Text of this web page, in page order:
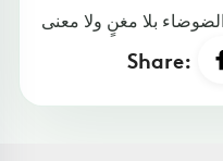
Share: